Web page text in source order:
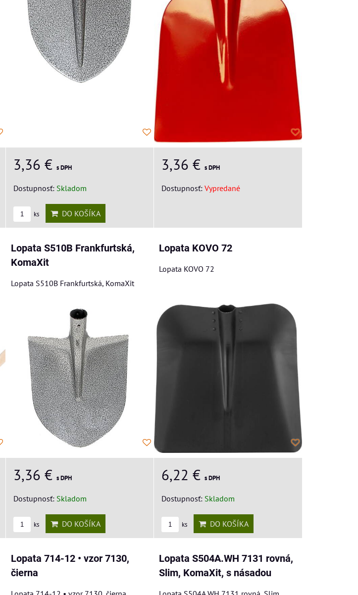
3,36 € s DPH
Dostupnosť: Skladom
ks DO KOŠÍKA
3,36 €s DPH
Dostupnosť:Vypredané
Lopata S510B Frankfurtská,
KomaXit
Lopata S510B Frankfurtská, KomaXit
3,36 € s DPH
Dostupnosť: Skladom
ks DO KOŠÍKA
Lopata KOVO 72
Lopata KOVO 72
6,22 €s DPH
Dostupnosť: Skladom
ks DO KOŠÍKA
Lopata 714-12 • vzor 7130,
čierna
Lopata S504A.WH 7131 rovná,
Slim, KomaXit, s násadou